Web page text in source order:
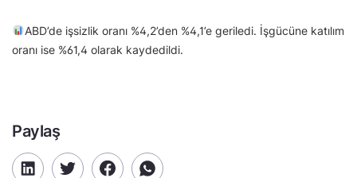
ABD’de işsizlik oranı %4,2’den %4,1’e geriledi. İşgücüne katılım
oranı ise %61,4 olarak kaydedildi.
Paylaş